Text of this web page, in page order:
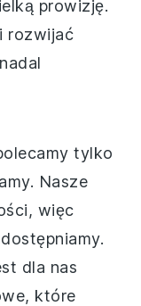
prowizję.
rozwijać
tylko
Nasze
więc
dla nas
które